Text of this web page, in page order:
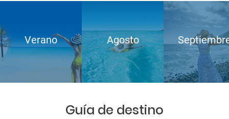
Verano Agosto
Guía de destino